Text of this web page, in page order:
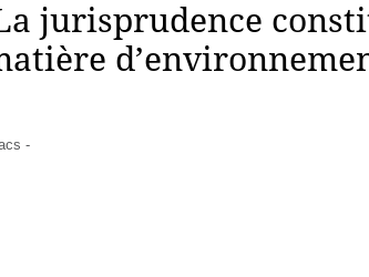
jurisprudence
-